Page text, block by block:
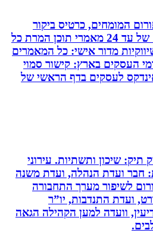
המומחים, כרטיס ביקור
מהפכני אישי פרסום של עד 24 מאמרי תוכן המרת כל
מדור אישי: כל המאמרים
בארץ: קישור סמוי
לעסקים בדף הראשי של
שיכון ותשתיות. עירוני
חבר ועדת הנהלה, ועדת משנה
לשיפור מערך התחבורה
ועדת התנדבות, יו”ר
וועדה למען הקהילה הגאה